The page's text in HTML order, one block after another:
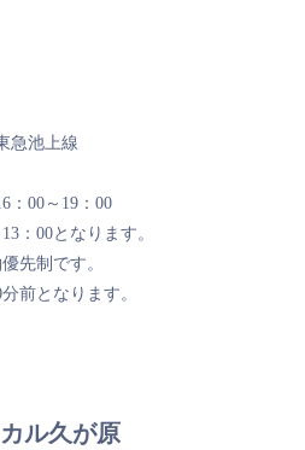
池上線
00～19：00
となります。
制です。
なります。
ル久が原